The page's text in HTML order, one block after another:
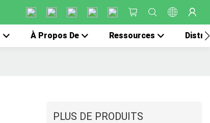
À Propos De Ressources
PLUS DE PRODUITS